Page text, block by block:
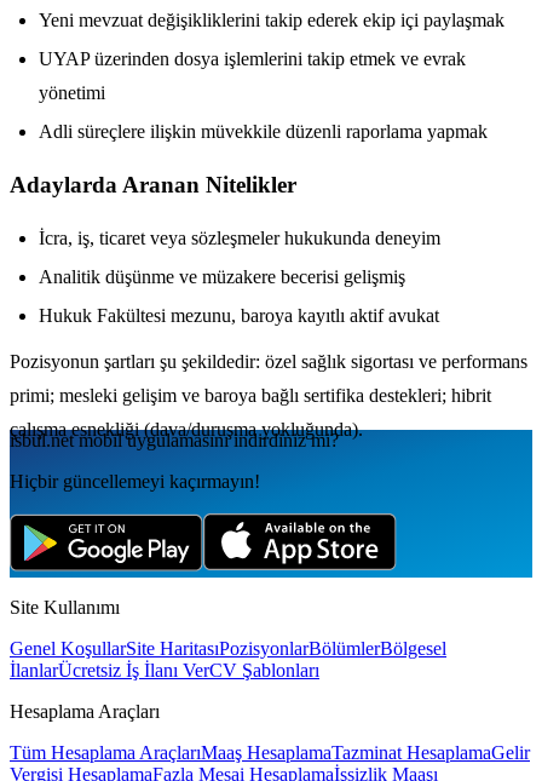
Yeni mevzuat değişikliklerini takip ederek ekip içi paylaşmak
UYAP üzerinden dosya işlemlerini takip etmek ve evrak
yönetimi
Adli süreçlere ilişkin müvekkile düzenli raporlama yapmak
Adaylarda Aranan Nitelikler
İcra, iş, ticaret veya sözleşmeler hukukunda deneyim
Analitik düşünme ve müzakere becerisi gelişmiş
Hukuk Fakültesi mezunu, baroya kayıtlı aktif avukat
Pozisyonun şartları şu şekildedir: özel sağlık sigortası ve performans
primi; mesleki gelişim ve baroya bağlı sertifika destekleri; hibrit
çalışma esnekliği (dava/duruşma yokluğunda).
isbul.netmobil uygulamаsını indirdiniz mi?
Hiçbir güncellemeyi kaçırmayın!
Site Kullanımı
Genel KoşullarSite HaritasıPozisyonlarBölümlerBölgesel
İlanlarÜcretsiz İş İlanı VerCV Şablonları
Hesaplama Araçları
Tüm Hesaplama AraçlarıMaaş HesaplamaTazminat HesaplamaGelir
Vergisi HesaplamaFazla Mesai Hesaplamaİşsizlik Maaşı